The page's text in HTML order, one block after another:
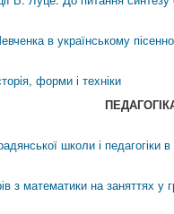
в українському
форми і техніки
школи і
з математики на заняттях у